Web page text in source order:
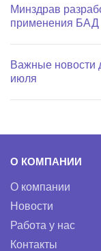
Минздрав
применения БАД
Важные новости
июля
О КОМПАНИИ
О компании
Новости
Работа у нас
Контакты